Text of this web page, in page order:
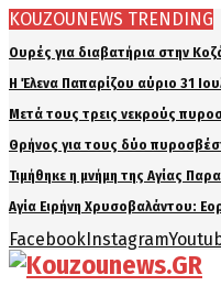
KOUZOUNEWS TRENDING
Ουρές για διαβατήρια στην
Η Έλενα Παπαρίζου αύριο 31
Μετά τους τρεις νεκρούς
Θρήνος για τους δύο
Τιμήθηκε η μνήμη της Αγίας
Αγία Ειρήνη Χρυσοβαλάντου:
FacebookInstagram